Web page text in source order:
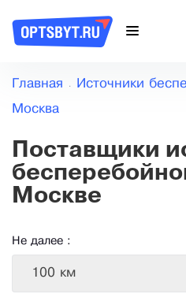
Главная Источники
Москва
Поставщики
Москве
Не далее :
100 км